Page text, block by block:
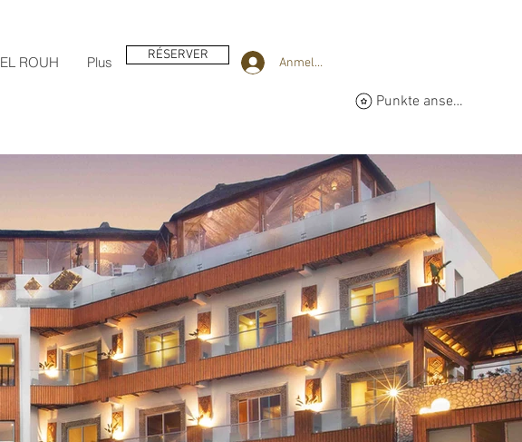
EL ROUH Plus RÉSERVER Anmelden
Punkte ansehen